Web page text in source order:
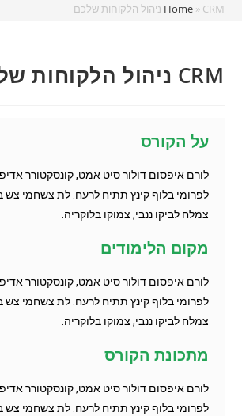
Home» CRM ניהול הלקוחות שלכם
CRM ניהול הלקוחות שלכם
על הקורס
לורם איפסום דולור סיט אמט, קונסקטורר
לפרומי בלוף קינץ תתיח לרעח. לת צשחמי צש
צמלח לביקו ננבי, צמוקו בלוקריה.
מקום הלימודים
לורם איפסום דולור סיט אמט, קונסקטורר
לפרומי בלוף קינץ תתיח לרעח. לת צשחמי צש
צמלח לביקו ננבי, צמוקו בלוקריה.
מתכונת הקורס
לורם איפסום דולור סיט אמט, קונסקטורר
לפרומי בלוף קינץ תתיח לרעח. לת צשחמי צש